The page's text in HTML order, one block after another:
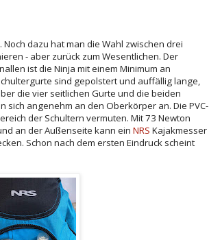
. Noch dazu hat man die Wahl zwischen drei
- aber zurück zum Wesentlichen. Der
ist die Ninja mit einem Minimum an
sind gepolstert und auffällig lange,
die vier seitlichen Gurte und die beiden
angenehm an den Oberkörper an. Die PVC-
der Schultern vermuten. Mit 73 Newton
an der Außenseite kann ein NRS Kajakmesser
Schon nach dem ersten Eindruck scheint